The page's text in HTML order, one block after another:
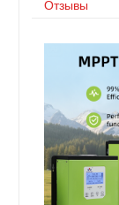
Отзывы